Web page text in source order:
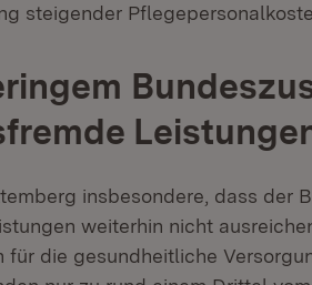
steigender
insbesondere, dass der
weiterhin nicht
für die gesundheitliche